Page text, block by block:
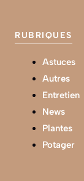
RUBRIQUES
Astuces
Autres
Entretien
News
Plantes
Potager